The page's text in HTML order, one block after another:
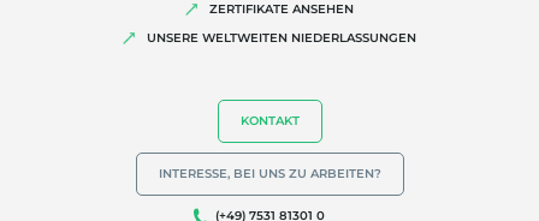
ZERTIFIKATE ANSEHEN
UNSERE WELTWEITEN NIEDERLASSUNGEN
KONTAKT
INTERESSE, BEI UNS ZU ARBEITEN?
(+49) 7531 81301 0